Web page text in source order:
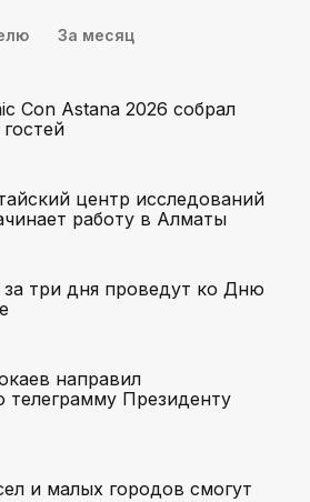
За месяц
Con Astana 2026 собрал
центр исследований
работу в Алматы
три дня проведут ко Дню
направил
телеграмму Президенту
и малых городов смогут